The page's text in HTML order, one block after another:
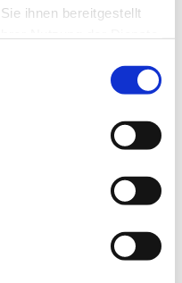
ihnen bereitgestellt